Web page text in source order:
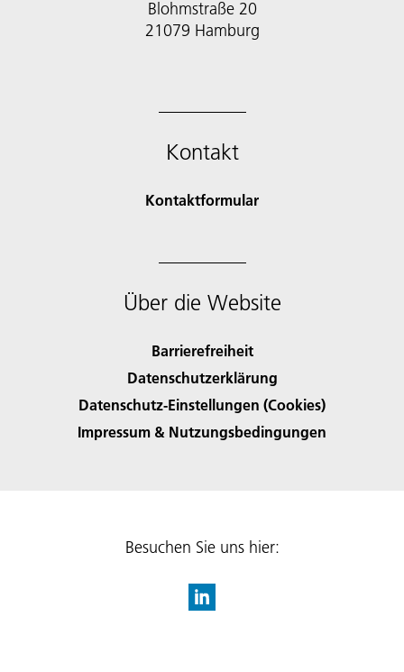
Blohmstraße 20
21079 Hamburg
Kontakt
Kontaktformular
Über die Website
Barrierefreiheit
Datenschutzerklärung
Datenschutz-Einstellungen (Cookies)
Impressum & Nutzungsbedingungen
Besuchen Sie uns hier: